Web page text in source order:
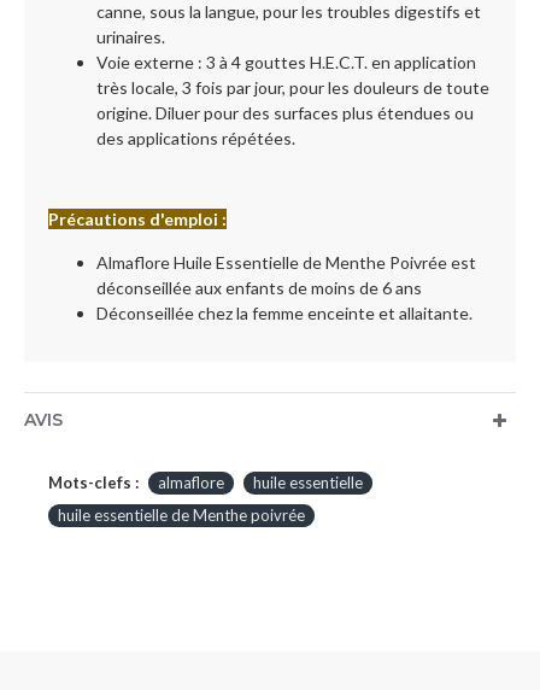
canne, sous la langue, pour les troubles digestifs et
urinaires.
Voie externe : 3 à 4 gouttes H.E.C.T. en application
très locale, 3 fois par jour, pour les douleurs de toute
origine. Diluer pour des surfaces plus étendues ou
des applications répétées.
Précautions d'emploi :
Almaflore Huile Essentielle de Menthe Poivrée est
déconseillée aux enfants de moins de 6 ans
Déconseillée chez la femme enceinte et allaitante.
AVIS
Mots-clefs : almaflore
huile essentielle
huile essentielle de Menthe poivrée